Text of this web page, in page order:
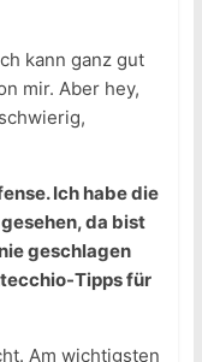
kann ganz gut
mir. Aber hey,
Ich habe die
da bist
geschlagen
Tipps für
Am wichtigsten